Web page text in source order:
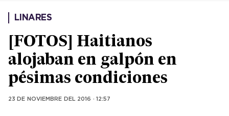
LINARES
[FOTOS] Haitianos
alojaban en galpón en
pésimas condiciones
23 DE NOVIEMBRE DEL 2016 · 12:57